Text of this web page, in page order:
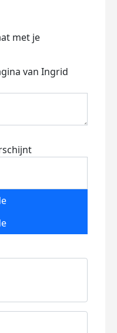
met je
van Ingrid